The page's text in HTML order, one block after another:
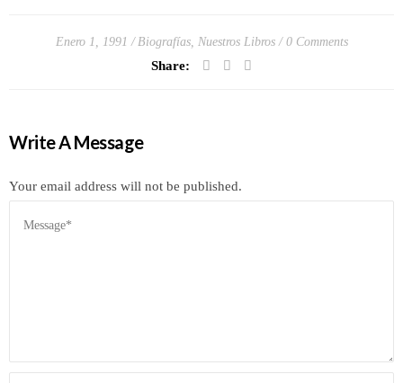
Enero 1, 1991 Biografías, Nuestros Libros 0 Comments
Share:
Write A Message
Your email address will not be published.